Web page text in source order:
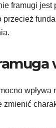
framugi jest
przecież
zmienić